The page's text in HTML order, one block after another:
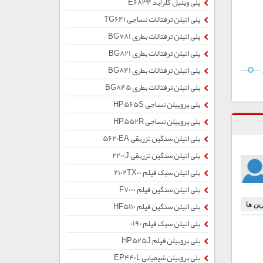
پلی اتیلن ترفتالات نساجی TG641
پلی اتیلن ترفتالات بطری BG781
پلی اتیلن ترفتالات بطری BG821
پلی اتیلن ترفتالات بطری BG841
پلی اتیلن ترفتالات بطری BG845
پلی پروپیلن نساجی HP565S
پلی پروپیلن نساجی HP552R
پلی اتیلن سنگین تزریقی 5620EA
پلی اتیلن سنگین تزریقی 2200J
پلی اتیلن سبک فیلم 2102TX00
پلی اتیلن سنگین فیلم F7000
پلی اتیلن سنگین فیلم HF5110
پلی اتیلن سبک فیلم 0190
پلی پروپیلن فیلم HP525J
پلی پروپیلن شیمیایی EP440L